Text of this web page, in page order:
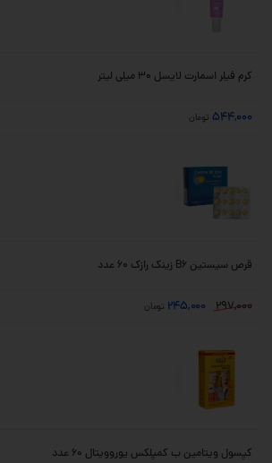
کرم فیلر اسمارت لایسل 30 میلی لیتر
544,000 تومان
قرص سیستین B6 زینک رازک ۶۰ عدد
297,000
245,000 تومان
کپسول ویتامین ب کمپلکس یوروویتال 60 عدد